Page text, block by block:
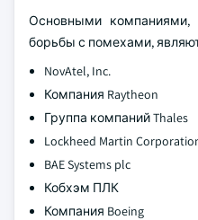
Основными компаниями,
борьбы с помехами,
NovAtel, Inc.
Компания Raytheon
Группа компаний Thales
Lockheed Martin
BAE Systems plc
Кобхэм ПЛК
Компания Boeing